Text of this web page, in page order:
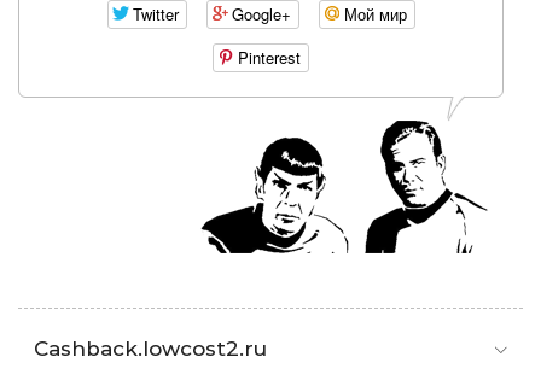
Twitter
Google+
Мой мир
Pinterest
Cashback.lowcost2.ru